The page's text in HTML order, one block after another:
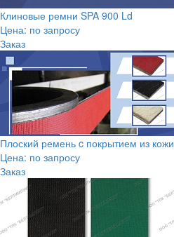
Клиновые ремни SPA 900 Ld
Цена: по запросу
Заказ
Плоский ремень c покрытием из кожи
Цена: по запросу
Заказ